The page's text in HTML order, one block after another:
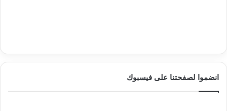
انضموا لصفحتنا على فيسبوك